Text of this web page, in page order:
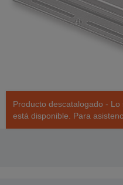
Producto descatalogado -
está disponible. Para